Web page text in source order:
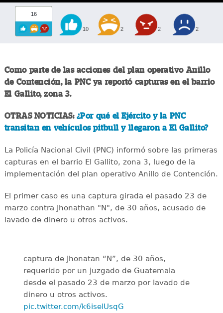
16
10 2 2 2
Como parte de las acciones del plan operativo Anillo
de Contención, la PNC ya reportó capturas en el barrio
El Gallito, zona 3.
OTRAS NOTICIAS: ¿Por qué el Ejército y la PNC
transitan en vehículos pitbull y llegaron a El Gallito?
La Policía Nacional Civil (PNC) informó sobre las primeras
capturas en el barrio El Gallito, zona 3, luego de la
implementación del plan operativo Anillo de Contención.
El primer caso es una captura girada el pasado 23 de
marzo contra Jhonathan "N", de 30 años, acusado de
lavado de dinero u otros activos.
captura de Jhonatan “N”, de 30 años,
requerido por un juzgado de Guatemala
desde el pasado 23 de marzo por lavado de
dinero u otros activos.
pic.twitter.com/k6iselUsqG